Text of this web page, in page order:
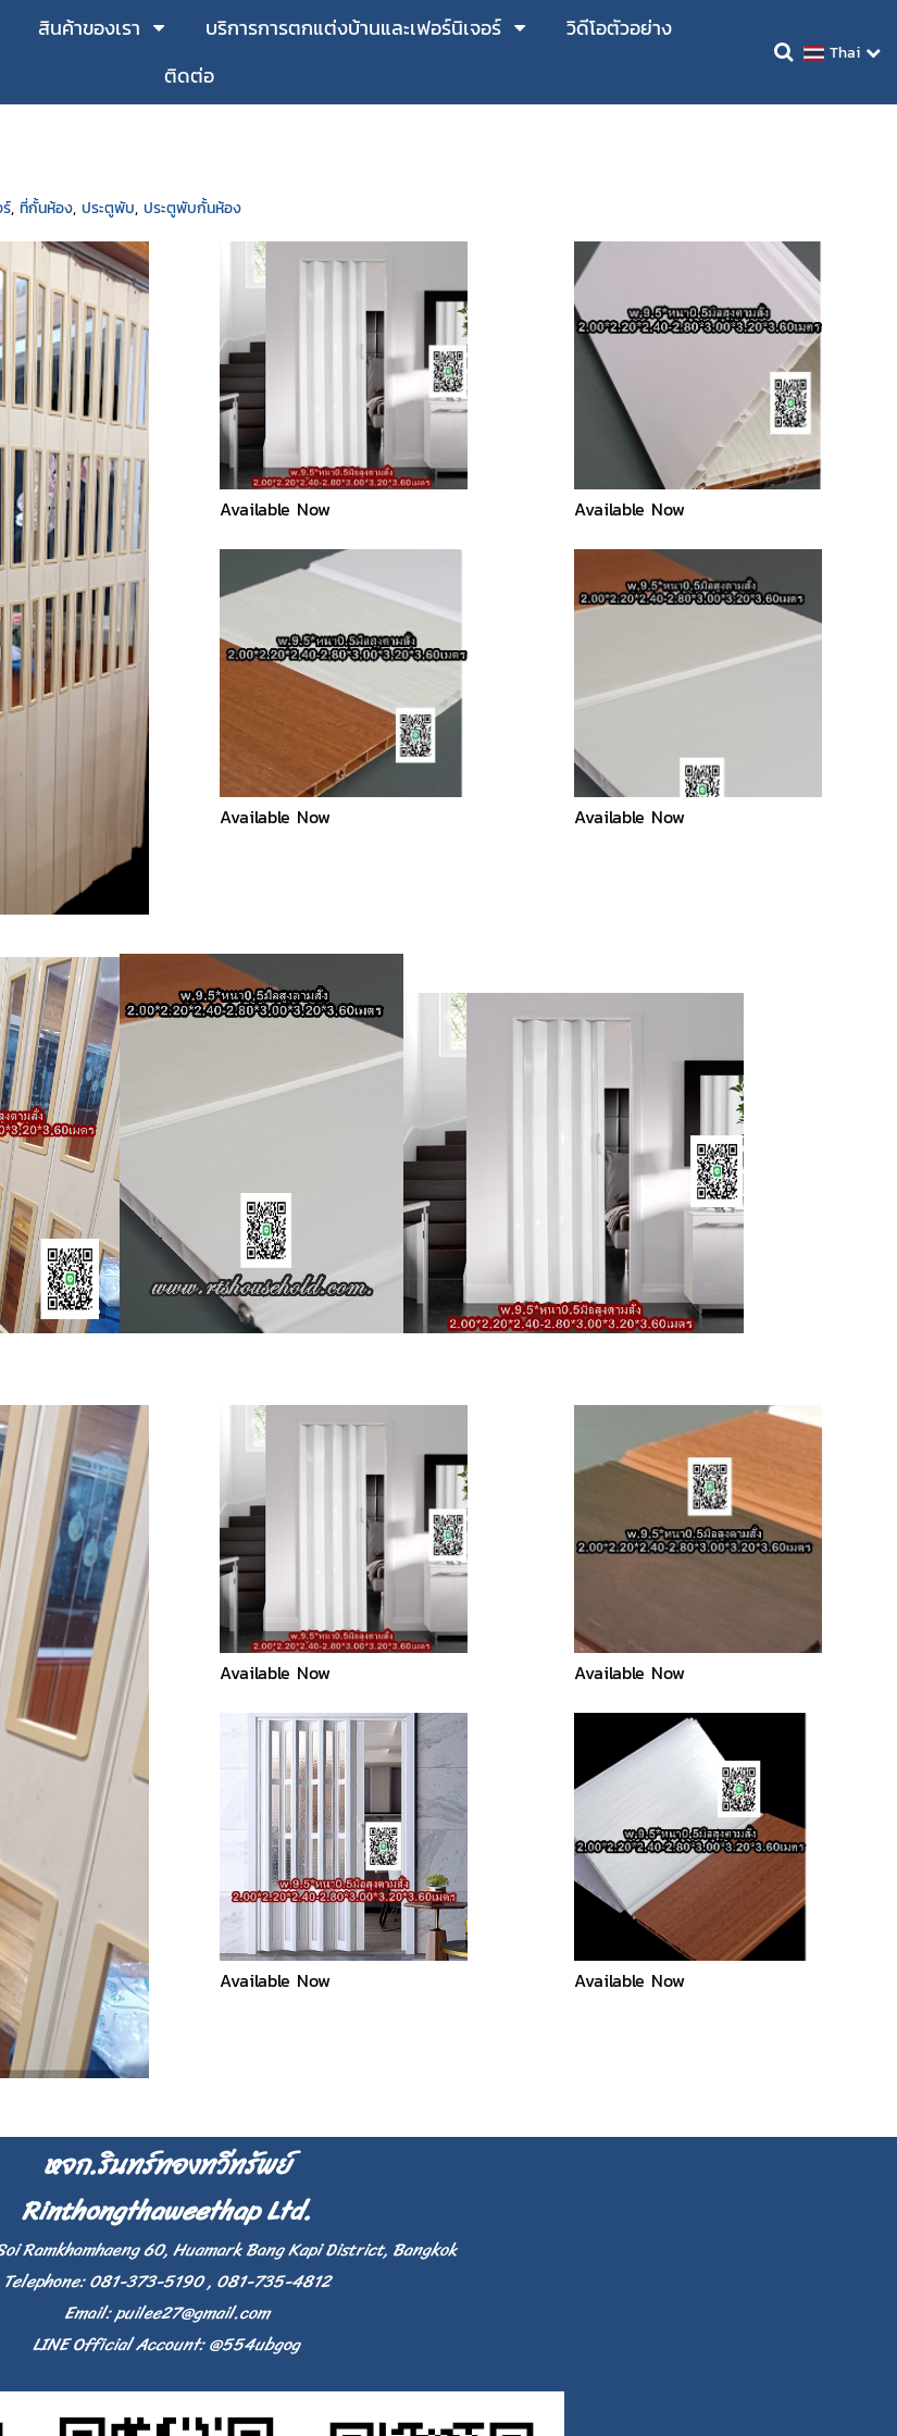
สินค้าของเรา บริการการตกแต่งบ้านและเฟอร์นิเจอร์
วิดีโอตัวอย่าง
ติดต่อ
Thai
, ที่กั้นห้อง, ประตูพับ, ประตูพับกั้นห้อง
Available Now
Available Now
Available Now
Available Now
Available Now
Available Now
Available Now
Available Now
หจก.รินทร์ทองทวีทรัพย์
Rinthongthaweethap Ltd.
Ramkhamhaeng 60, Huamark Bang Kapi District, Bangkok
Telephone: 081-373-5190 , 081-735-4812
Email:puilee27@gmail.com
LINE Official Account: @554ubgog